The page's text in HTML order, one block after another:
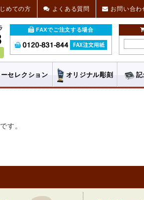
めての方 よくある質問 お問い合わ
FAXでご注文する場合
セレクション オリジナル彫刻
す。